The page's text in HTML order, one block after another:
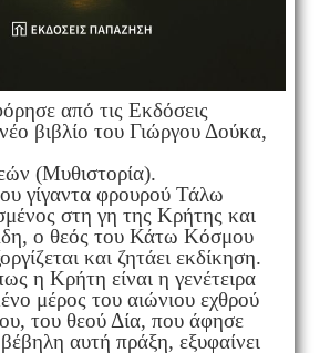
από τις Εκδόσεις
βιβλίο του Γιώργου Δούκα,
(Μυθιστορία).
γίγαντα φρουρού Τάλω
στη γη της Κρήτης και
ο θεός του Κάτω Κόσμου
και ζητάει εκδίκηση.
η Κρήτη είναι η γενέτειρα
μέρος του αιώνιου εχθρού
του θεού Δία, που άφησε
αυτή πράξη, εξυφαίνει